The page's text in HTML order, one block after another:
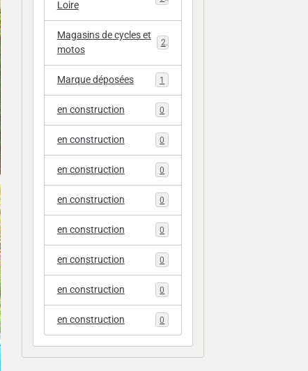
Loire
Magasins de cycles et
motos
2
Marque déposées 1
en construction 0
en construction 0
en construction 0
en construction 0
en construction 0
en construction 0
en construction 0
en construction 0